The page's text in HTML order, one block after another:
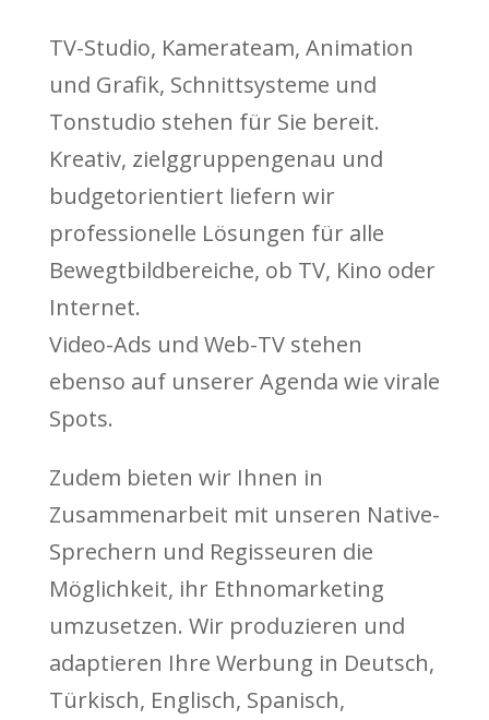
TV-Studio, Kamerateam, Animation
und Grafik, Schnittsysteme und
Tonstudio stehen für Sie bereit.
Kreativ, zielggruppengenau und
budgetorientiert liefern wir
professionelle Lösungen für alle
Bewegtbildbereiche, ob TV, Kino oder
Internet.
Video-Ads und Web-TV stehen
ebenso auf unserer Agenda wie virale
Spots.
Zudem bieten wir Ihnen in
Zusammenarbeit mit unseren Native-
Sprechern und Regisseuren die
Möglichkeit, ihr Ethnomarketing
umzusetzen. Wir produzieren und
adaptieren Ihre Werbung in Deutsch,
Türkisch, Englisch, Spanisch,